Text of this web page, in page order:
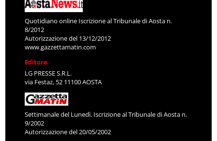
Quotidiano online Iscrizione al Tribunale di Aosta n.
8/2012
Autorizzazione del 13/12/2012
www.gazzettamatin.com
Editore
LG PRESSE S.R.L.
via Festaz, 52 11100 AOSTA
Settimanale del Lunedì. Iscrizione al Tribunale di Aosta n.
9/2002
Autorizzazione del 20/05/2002